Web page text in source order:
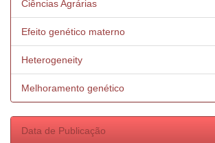
Ciências Agrárias
Efeito genético materno
Heterogeneity
Melhoramento genético
Data de Publicação